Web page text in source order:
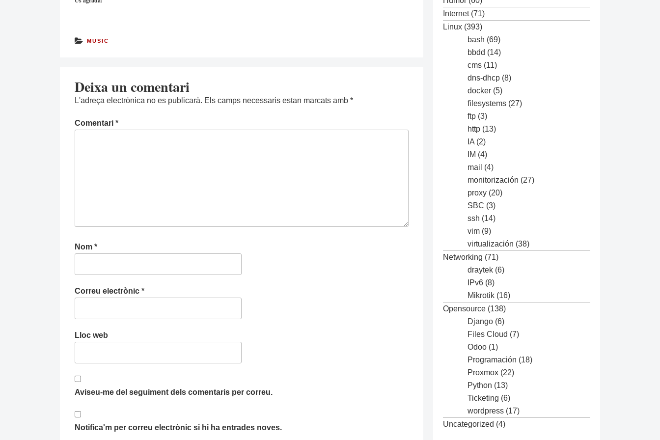
MUSIC
Deixa un comentari
L'adreça electrònica no es publicarà. Els camps necessaris estan marcats amb *
Comentari *
Nom *
Correu electrònic *
Lloc web
Aviseu-me del seguiment dels comentaris per correu.
Notifica'm per correu electrònic si hi ha entrades noves.
Internet(71)
Linux (393)
bash (69)
bbdd (14)
cms (11)
dns-dhcp (8)
docker (5)
filesystems (27)
ftp (3)
http (13)
IA (2)
IM (4)
mail (4)
monitorización (27)
proxy (20)
SBC (3)
ssh (14)
vim (9)
virtualización (38)
Networking (71)
draytek (6)
IPv6 (8)
Mikrotik (16)
Opensource (138)
Django (6)
Files Cloud (7)
Odoo (1)
Programación (18)
Proxmox (22)
Python (13)
Ticketing (6)
wordpress (17)
Uncategorized (4)